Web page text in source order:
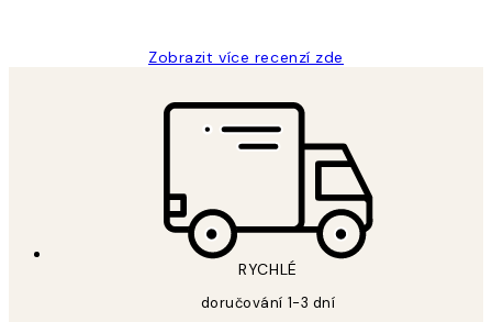
Zobrazit více recenzí zde
RYCHLÉ
doručování 1-3 dní